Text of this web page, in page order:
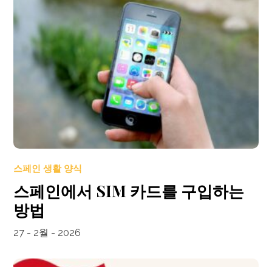
스페인 생활 양식
스페인에서 SIM 카드를 구입하는
방법
27 - 2월 - 2026